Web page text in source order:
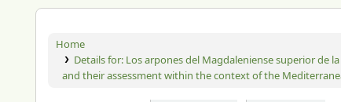
Home
Details for: Los arpones del Magdaleniense superior de
and their assessment within the context of the